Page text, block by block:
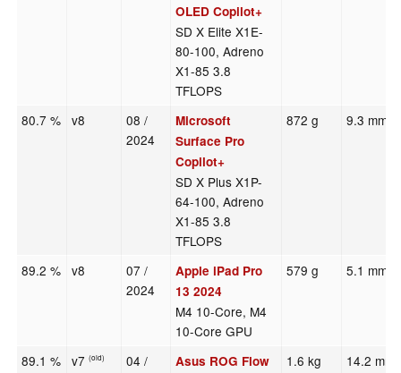
OLED Copilot+
SD X Elite X1E-
80-100, Adreno
X1-85 3.8
TFLOPS
80.7 % v8
08 /
2024
Microsoft
Surface Pro
Copilot+
SD X Plus X1P-
64-100, Adreno
X1-85 3.8
TFLOPS
872 g 9.3 mm
89.2 % v8
07 /
2024
Apple iPad Pro
13 2024
M4 10-Core, M4
10-Core GPU
579 g 5.1 mm
89.1 %
v7(old)
04 /
Asus ROG Flow
1.6 kg 14.2 mm